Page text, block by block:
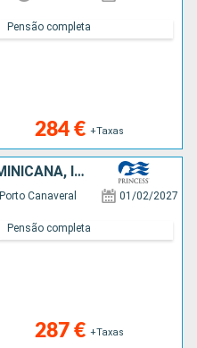
284 € +Taxas
Pensão completa
BAHAMAS, REPÚBLICA DOMINICANA, ILHAS TURCAS E CAICOS, ESTADOS UNIDOS
Porto Canaveral 01/02/2027
287 € +Taxas
Pensão completa